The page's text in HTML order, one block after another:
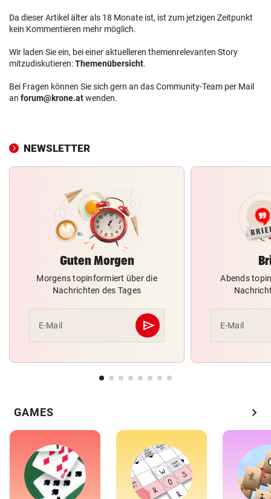
Da dieser Artikel älter als 18 Monate ist, ist zum jetzigen Zeitpunkt
kein Kommentieren mehr möglich.
Wir laden Sie ein, bei einer aktuelleren themenrelevanten Story
mitzudiskutieren:Themenübersicht.
Bei Fragen können Sie sich gern an das Community-Team per Mail
an forum@krone.atwenden.
NEWSLETTER
Guten Morgen
Morgens topinformiert über die
Nachrichten des Tages
E-Mail send
Abschicken
Abends
E-Mail
GAMES chevron_right